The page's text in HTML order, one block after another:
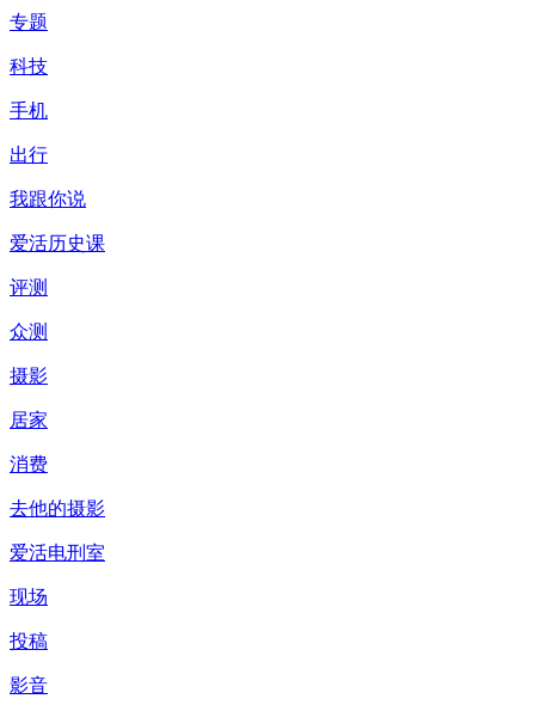
专题
科技
手机
出行
我跟你说
爱活历史课
评测
众测
摄影
居家
消费
去他的摄影
爱活电刑室
现场
投稿
影音